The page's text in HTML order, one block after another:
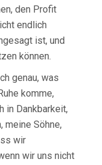
den Profit
endlich
ist, und
können.
genau, was
komme,
in Dankbarkeit,
meine Söhne,
wir
wir uns nicht